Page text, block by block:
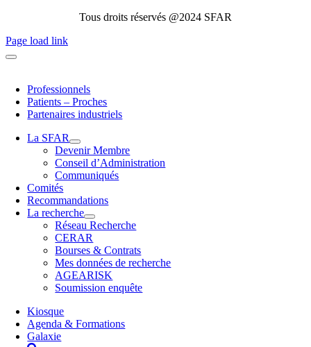
Tous droits réservés @2024 SFAR
Page load link
Professionnels
Patients – Proches
Partenaires industriels
La SFAR
Devenir Membre
Conseil d’Administration
Communiqués
Comités
Recommandations
La recherche
Réseau Recherche
CERAR
Bourses & Contrats
Mes données de recherche
AGEARISK
Soumission enquête
Kiosque
Agenda & Formations
Galaxie